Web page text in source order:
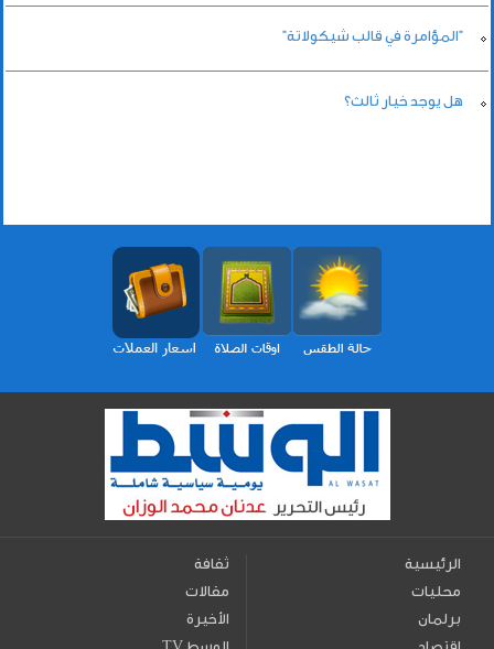
"المؤامرة في قالب شيكولاتة"
هل يوجد خيار ثالث؟
الرئيسية
محليات
برلمان
ثقافة
مقالات
الأخيرة